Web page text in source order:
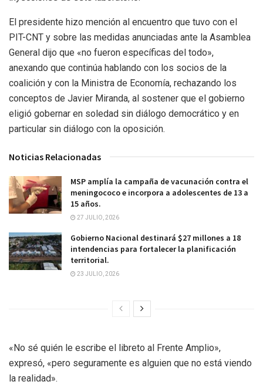
El presidente hizo mención al encuentro que tuvo con el
PIT-CNT y sobre las medidas anunciadas ante la Asamblea
General dijo que «no fueron específicas del todo»,
anexando que continúa hablando con los socios de la
coalición y con la Ministra de Economía, rechazando los
conceptos de Javier Miranda, al sostener que el gobierno
eligió gobernar en soledad sin diálogo democrático y en
particular sin diálogo con la oposición.
Noticias Relacionadas
MSP amplía la campaña de vacunación contra el
meningococo e incorpora a adolescentes de 13 a
15 años.
27 JULIO, 2026
Gobierno Nacional destinará $27 millones a 18
intendencias para fortalecer la planificación
territorial.
23 JULIO, 2026
«No sé quién le escribe el libreto al Frente Amplio»,
expresó, «pero seguramente es alguien que no está viendo
la realidad».